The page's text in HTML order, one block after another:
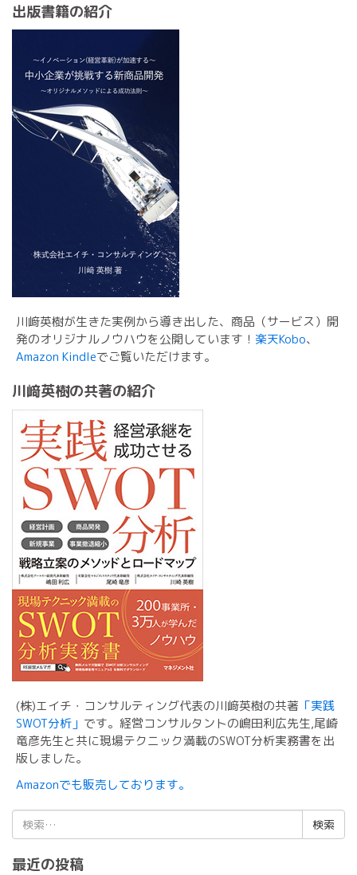
出版書籍の紹介
川﨑英樹が生きた実例から導き出した、商品（サービス）開
発のオリジナルノウハウを公開しています！ 楽天Kobo、
Amazon Kindleでご覧いただけます。
川﨑英樹の共著の紹介
(株)エイチ・コンサルティング代表の川﨑英樹の共著 「実践
SWOT分析」 です。経営コンサルタントの嶋田利広先生,尾崎
竜彦先生と共に現場テクニック満載のSWOT分析実務書を出
版しました。
Amazonでも販売しております。
検
索:
最近の投稿